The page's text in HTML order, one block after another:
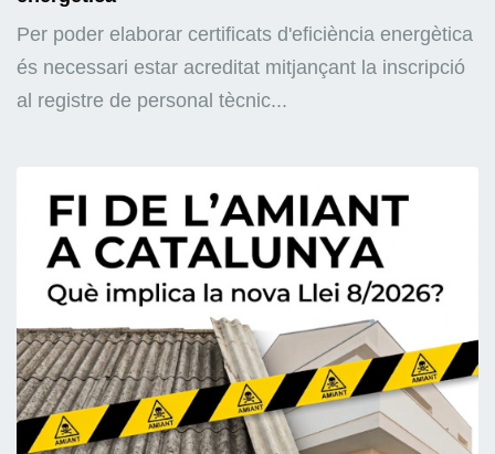
Per poder elaborar certificats d'eficiència energètica
és necessari estar acreditat mitjançant la inscripció
al registre de personal tècnic...